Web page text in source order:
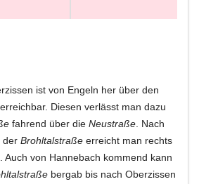
ist von Engeln her über den
Diesen verlässt man dazu
fahrend über die Neustraße . Nach
der Brohltalstraße erreicht man rechts
Auch von Hannebach kommend kann
bergab bis nach Oberzissen